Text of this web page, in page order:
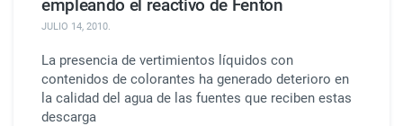
empleando el reactivo de Fenton
JULIO 14, 2010.
La presencia de vertimientos líquidos con
contenidos de colorantes ha generado deterioro en
la calidad del agua de las fuentes que reciben estas
descarga